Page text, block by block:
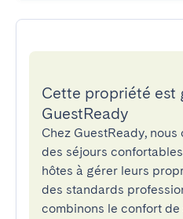
Cette propriété est
GuestReady
Chez GuestReady,
des séjours
hôtes à gérer leurs
des standards
combinons le confort de